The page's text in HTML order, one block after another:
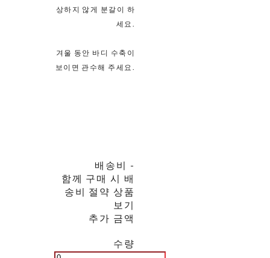
상하지 않게 분갈이 하
세요.
겨울 동안 바디 수축이
보이면 관수해 주세요.
배송비 -
함께 구매 시 배
송비 절약 상품
보기
추가 금액
수량